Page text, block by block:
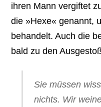
ihren Mann vergiftet
die »Hexe« genannt,
behandelt. Auch die
bald zu den
Sie müssen
nichts. Wir